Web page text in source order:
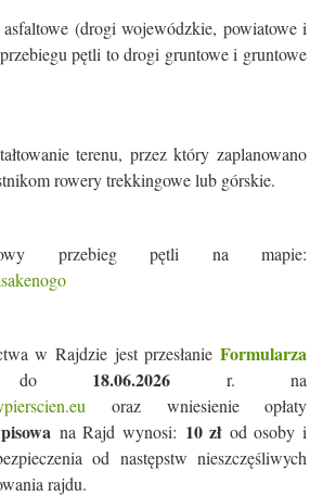
(drogi wojewódzkie, powiatowe i
pętli to drogi gruntowe i gruntowe
terenu, przez który zaplanowano
rowery trekkingowe lub górskie.
przebieg pętli na mapie:
w Rajdzie jest przesłanie Formularza
18.06.2026 r. na
oraz wniesienie opłaty
na Rajd wynosi: 10 zł od osoby i
od następstw nieszczęśliwych
rajdu.